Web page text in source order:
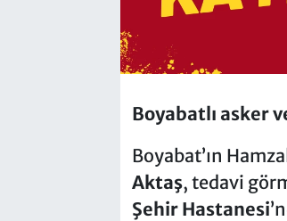
Boyabatlı asker
Boyabat’ın
Aktaş, tedavi
Şehir Hastanesi